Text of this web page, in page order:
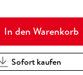
In den Warenkorb
Sofort kaufen